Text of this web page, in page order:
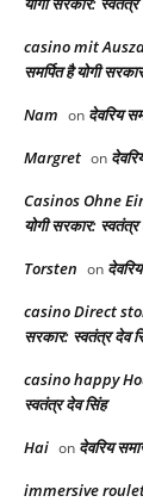
casino mit
समर्पित है योगी
Nam on देवरिय
Margret on
Casinos Ohne
योगी सरकार: स्वतंत्र
Torsten on
casino Direct
सरकार: स्वतंत्र देव
casino happy
स्वतंत्र देव सिंह
Hai on देवरिय
immersive